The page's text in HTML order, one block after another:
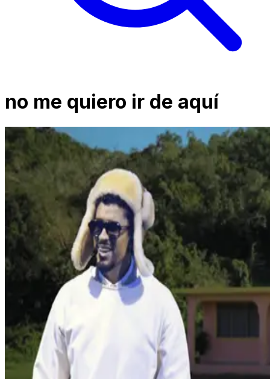
no me quiero ir de aquí